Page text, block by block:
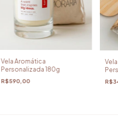
Vela Aromática
Personalizada 180g
R$590,00
de